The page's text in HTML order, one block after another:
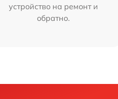
устройство на ремонт и
обратно.